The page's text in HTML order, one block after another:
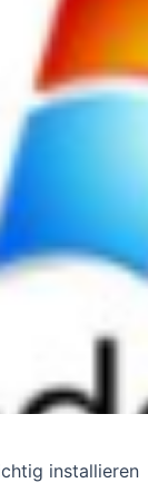
installieren